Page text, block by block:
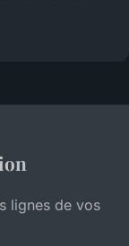
lignes de vos